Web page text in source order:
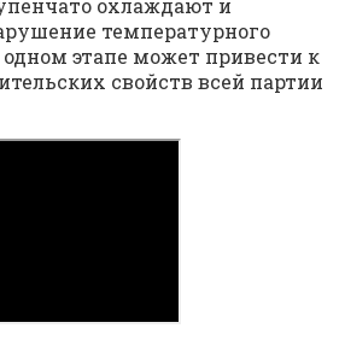
температурного
этапе может привести к
свойств всей партии